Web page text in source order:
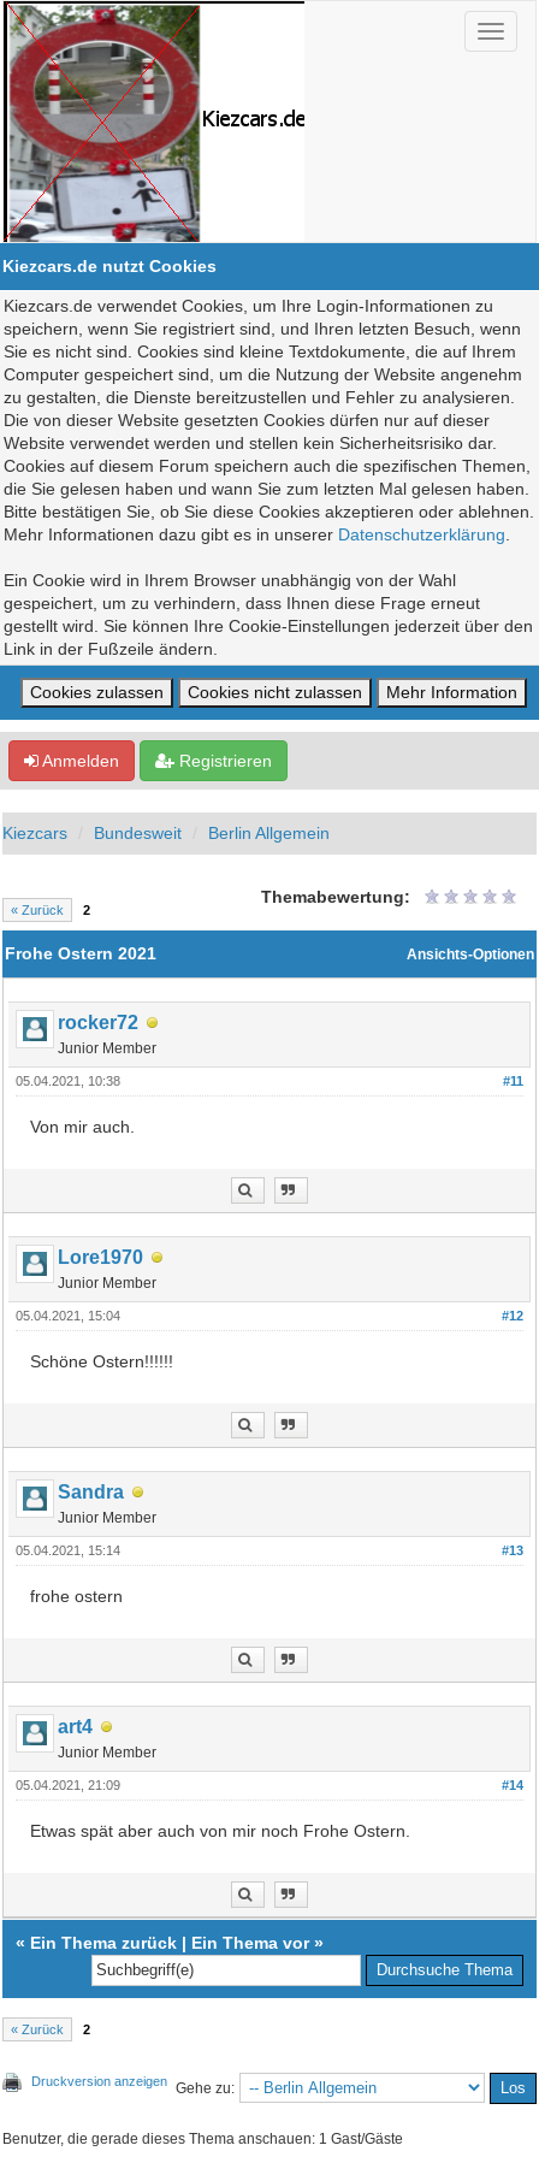
Kiezcars.de nutzt Cookies
Kiezcars.de verwendet Cookies, um Ihre Login-Informationen zu
speichern, wenn Sie registriert sind, und Ihren letzten Besuch, wenn
Sie es nicht sind. Cookies sind kleine Textdokumente, die auf Ihrem
Computer gespeichert sind, um die Nutzung der Website angenehm
zu gestalten, die Dienste bereitzustellen und Fehler zu analysieren.
Die von dieser Website gesetzten Cookies dürfen nur auf dieser
Website verwendet werden und stellen kein Sicherheitsrisiko dar.
Cookies auf diesem Forum speichern auch die spezifischen Themen,
die Sie gelesen haben und wann Sie zum letzten Mal gelesen haben.
Bitte bestätigen Sie, ob Sie diese Cookies akzeptieren oder ablehnen.
Mehr Informationen dazu gibt es in unserer Datenschutzerklärung
Ein Cookie wird in Ihrem Browser unabhängig von der Wahl
gespeichert, um zu verhindern, dass Ihnen diese Frage erneut
gestellt wird. Sie können Ihre Cookie-Einstellungen jederzeit über den
Link in der Fußzeile ändern.
Anmelden Registrieren
Kiezcars Bundesweit Berlin Allgemein
« Zurück 2
Themabewertung:
Ansichts-Optionen
Frohe Ostern 2021
rocker72
Junior Member
#11
05.04.2021, 10:38
Von mir auch.
Lore1970
Junior Member
#12
05.04.2021, 15:04
Schöne Ostern!!!!!!
Sandra
Junior Member
#13
05.04.2021, 15:14
frohe ostern
art4
Junior Member
#14
05.04.2021, 21:09
Etwas spät aber auch von mir noch Frohe Ostern.
« Ein Thema zurück | Ein Thema vor»
« Zurück 2
Druckversion anzeigen Gehe zu:
Benutzer, die gerade dieses Thema anschauen: 1 Gast/Gäste